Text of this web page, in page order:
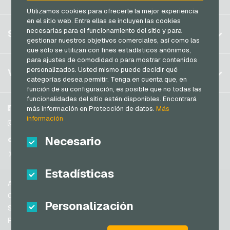
Utilizamos cookies para ofrecerle la mejor experiencia
en el sitio web. Entre ellas se incluyen las cookies
necesarias para el funcionamiento del sitio y para
gestionar nuestros objetivos comerciales, así como las
que sólo se utilizan con fines estadísticos anónimos,
para ajustes de comodidad o para mostrar contenidos
personalizados. Usted mismo puede decidir qué
categorías desea permitir. Tenga en cuenta que, en
función de su configuración, es posible que no todas las
funcionalidades del sitio estén disponibles. Encontrará
más información en Protección de datos.Más
información
Necesario
Estadísticas
Personalización
Alemania (DE)
Alemania (EN)
Francia
Italia
Países Bajos
Austria
Portugal
Suiza (DE)
Suiza (IT)
Estados Unidos de América (EN)
Registrar
Iniciar sesión
Mi carrito
SERVICIO
FAQ
Modos de pago
Condiciones generales&Derecho de revocación
Protección de datos
VGO-SHOP
Sobre nosotros
Participantes
Facebook
Instagram
TikTok
Ayuda
Condiciones generales
Seguridad y verificación
Protección de datos